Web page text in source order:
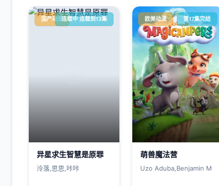
国产动漫连载中 连载到13集
异星求生智慧是原罪
泠落,思思,咔咔
欧美动漫 第17集完结
萌兽魔法营
Uzo Aduba,Benjamin M